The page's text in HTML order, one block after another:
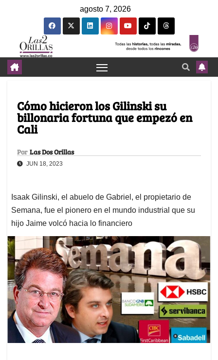
agosto 7, 2026
Cómo hicieron los Gilinski su
billonaria fortuna que empezó en
Cali
Por Las Dos Orillas
JUN 18, 2023
Isaak Gilinski, el abuelo de Gabriel, el propietario de
Semana, fue el pionero en el mundo industrial que su
hijo Jaime volcó hacia lo financiero